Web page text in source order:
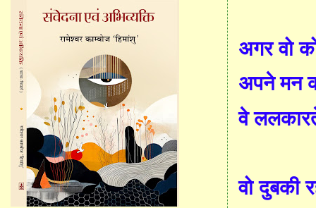
अगर वो
अपने मन
वे
वो दुबकी